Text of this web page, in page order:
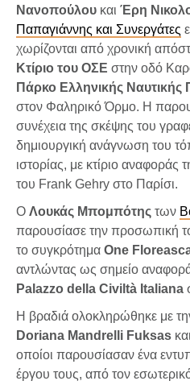
Νανοπούλου και Έρη
Παπαγιάννης και Συνεργάτες
χωρίζονται από χρονική
Κτίριο του ΟΣΕ στην οδό
Πάρκο Ελληνικής
στον Φαληρικό Όρμο. Η
συνέχεια της σκέψης του
δημιουργική ανάγνωση του
ιστορίας, με κτίριο
του Frank Gehry στο Παρίσι.
Ο Λουκάς Μπομπότης των
παρουσίασε την προσωπική
το συγκρότημα One
αντλώντας ως σημείο
Palazzo della Civiltà Italiana
Η βραδιά ολοκληρώθηκε με
Doriana Mandrelli Fuksas και
οποίοι παρουσίασαν ένα
έργου τους, από τον